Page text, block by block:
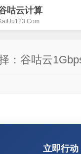
咕云计算
：谷咕云
立即行动